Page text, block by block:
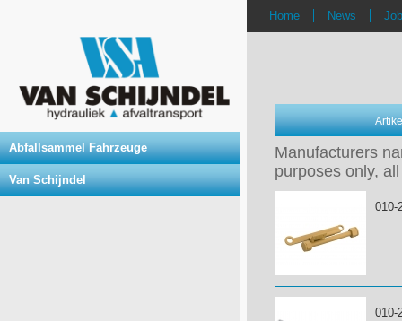
Abfallsammel Fahrzeuge
Van Schijndel
Home News
Manufacturers
purposes only,
010-
010-